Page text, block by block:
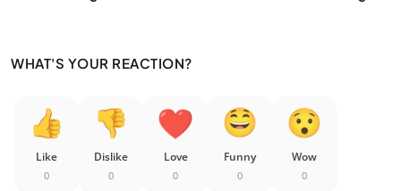
WHAT'S YOUR REACTION?
Like
0
Dislike
0
Love
0
Funny
0
Wow
0